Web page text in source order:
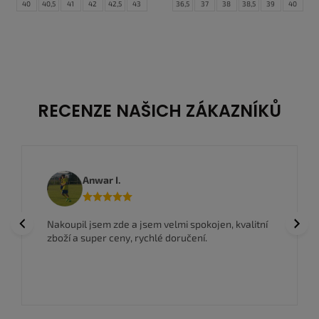
40 40,5 41 42 42,5
43
36,5 37 38 38,5 39
40
RECENZE NAŠICH ZÁKAZNÍKŮ
Previous
Anwar I.
Nakoupil jsem zde a jsem velmi spokojen, kvalitní
zboží a super ceny, rychlé doručení.
Next